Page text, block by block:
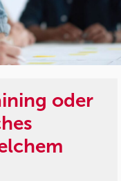
oder